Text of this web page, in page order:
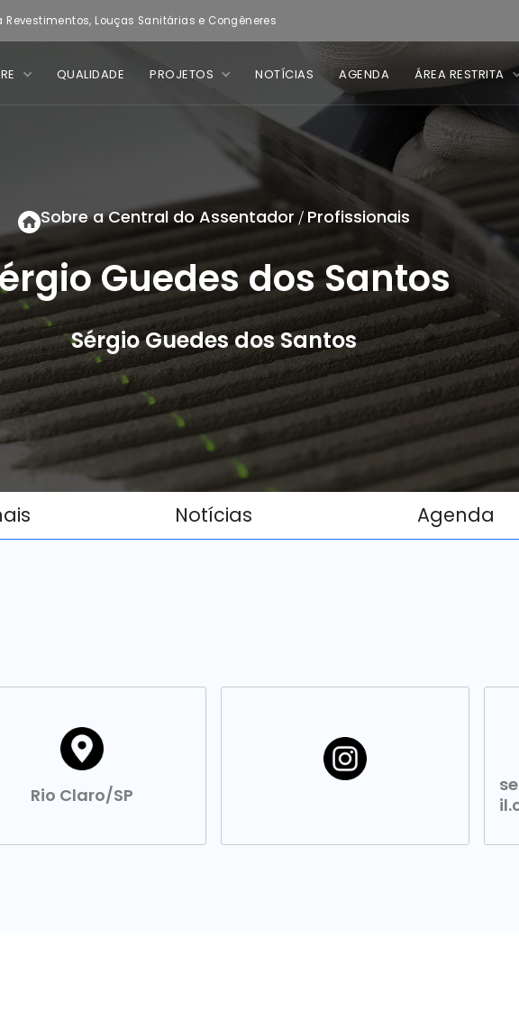
Revestimentos, Louças Sanitárias e Congêneres
QUALIDADE PROJETOS NOTÍCIAS AGENDA ÁREA RESTRITA
Sobre a Central do Assentador / Profissionais
Guedes dos Santos
Sérgio Guedes dos Santos
Notícias Agenda
Rio Claro/SP